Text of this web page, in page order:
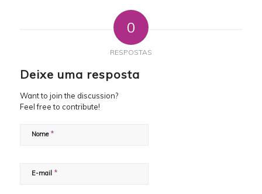
0
RESPOSTAS
Deixe uma resposta
Want to join the discussion?
Feel free to contribute!
Nome *
E-mail *